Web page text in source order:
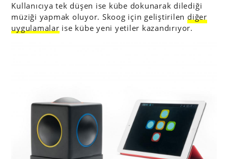
Kullanıcıya tek düşen ise kübe dokunarak dilediği
müziği yapmak oluyor. Skoog için geliştirilen diğer
uygulamalar ise kübe yeni yetiler kazandırıyor.